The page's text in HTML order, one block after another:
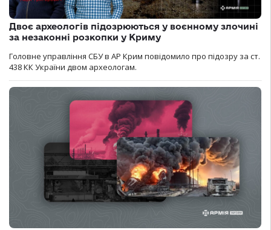
Двоє археологів підозрюються у воєнному злочині
за незаконні розкопки у Криму
Головне управління СБУ в АР Крим повідомило про підозру за ст.
438 КК України двом археологам.